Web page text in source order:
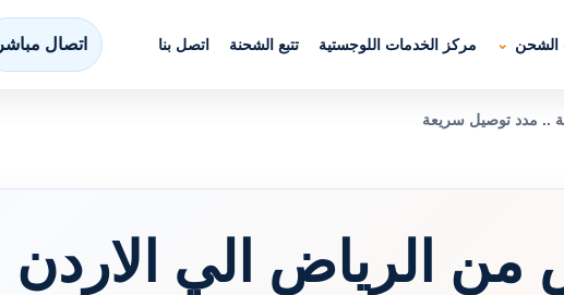
الشحن مركز الخدمات اللوجستية تتبع الشحنة اتصل بنا اتصال مباشر
الرياض الي الاردن